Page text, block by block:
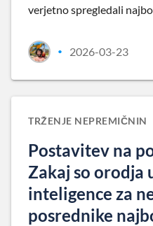
verjetno spregledali
• 2026-03-23
TRŽENJE NEPREMIČNIN
Postavitev na
Zakaj so orodja
inteligence za
posrednike